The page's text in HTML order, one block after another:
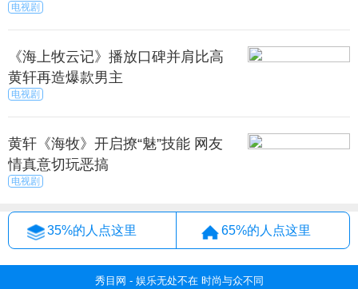
电视剧
《海上牧云记》播放口碑并肩比高
黄轩再造爆款男主
电视剧
黄轩《海牧》开启撩“魅”技能 网友
情真意切玩恶搞
电视剧
35%的人点这里 65%的人点这里
秀目网 - 娱乐无处不在 时尚与众不同